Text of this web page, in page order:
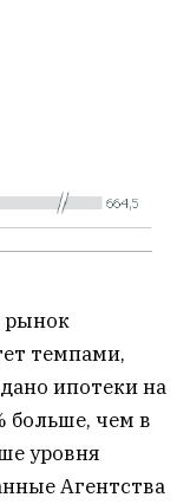
рынок
темпами,
ипотеки на
больше, чем в
уровня
Агентства